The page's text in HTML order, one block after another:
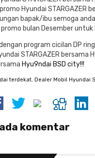
Hyundai STARGAZER
bapak/ibu semoga
bulan Desember
program cicilan DP
STARGAZER
Hyu9ndai BSD city!!!
terdekat, Dealer Mobil Hyundai
komentar